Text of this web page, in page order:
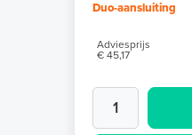
Duo-aansluiting
Adviesprijs
€ 45,17